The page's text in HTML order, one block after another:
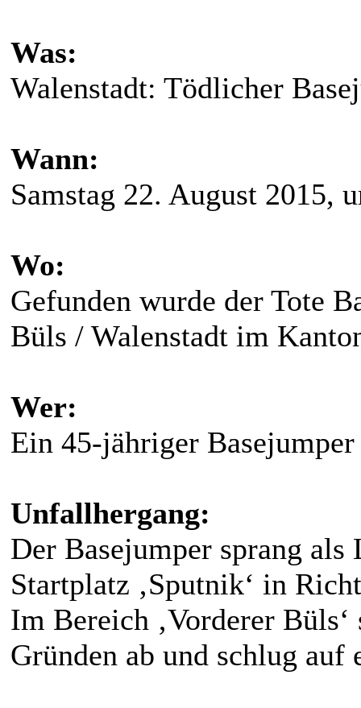
Was:
Walenstadt: Tödlicher
Wann:
Samstag 22. August 2015,
Wo:
Gefunden wurde der Tote
Büls / Walenstadt im
Wer:
Ein 45-jähriger
Unfallhergang:
Der Basejumper sprang
Startplatz ‚Sputnik‘ in
Im Bereich ‚Vorderer
Gründen ab und schlug auf